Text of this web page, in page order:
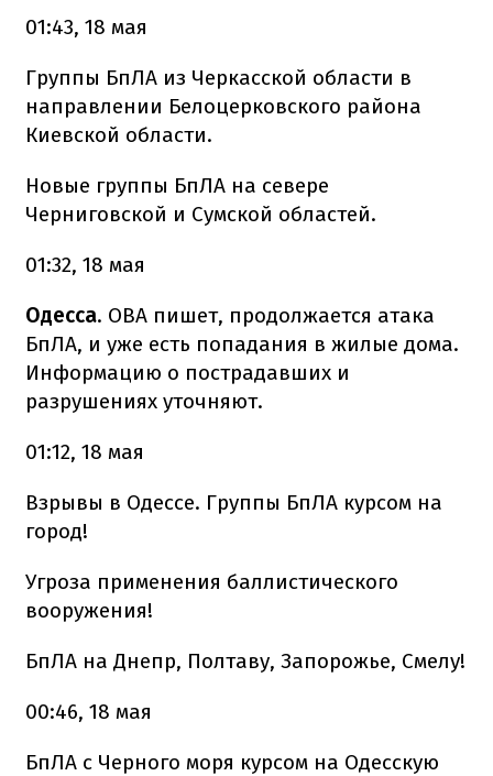
01:43, 18 мая
Группы БпЛА из Черкасской области в
направлении Белоцерковского района
Киевской области.
Новые группы БпЛА на севере
Черниговской и Сумской областей.
01:32, 18 мая
Одесса. ОВА пишет, продолжается атака
БпЛА, и уже есть попадания в жилые дома.
Информацию о пострадавших и
разрушениях уточняют.
01:12, 18 мая
Взрывы в Одессе. Группы БпЛА курсом на
город!
Угроза применения баллистического
вооружения!
БпЛА на Днепр, Полтаву, Запорожье, Смелу!
00:46, 18 мая
БпЛА с Черного моря курсом на Одесскую